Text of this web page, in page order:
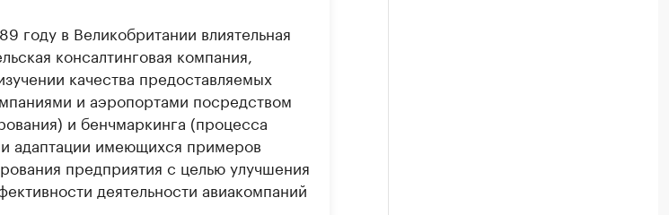
году в Великобритании влиятельная
консалтинговая компания,
качества предоставляемых
и аэропортами посредством
и бенчмаркинга (процесса
адаптации имеющихся примеров
предприятия с целью улучшения
деятельности авиакомпаний